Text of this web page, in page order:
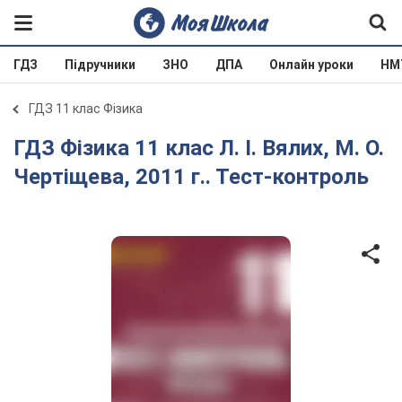
ГДЗ Підручники ЗНО ДПА Онлайн уроки
ГДЗ 11 клас Фізика
ГДЗ Фізика 11 клас Л. І. Вялих, М. О.
Чертіщева, 2011 г.. Тест-контроль